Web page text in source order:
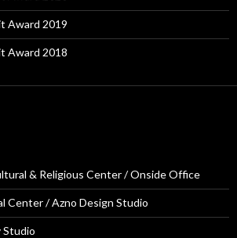
Award 2019
Award 2018
& Religious Center / Onside Office
Center / Azno Design Studio
Studio